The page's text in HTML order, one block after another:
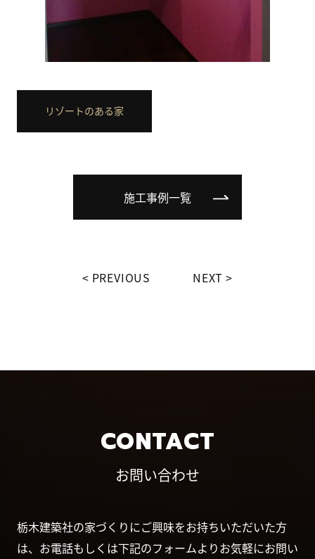
リゾートのある家
施工事例一覧
PREVIOUS NEXT
CONTACT
お問い合わせ
栃木建築社の家づくりにご興味をお持ちいただいた方
は、お電話もしくは下記のフォームよりお気軽にお問い